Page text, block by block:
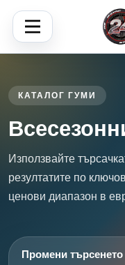
КАТАЛОГ ГУМИ
Използвайте
резултатите по
ценови диапазон в
Промени търсенето